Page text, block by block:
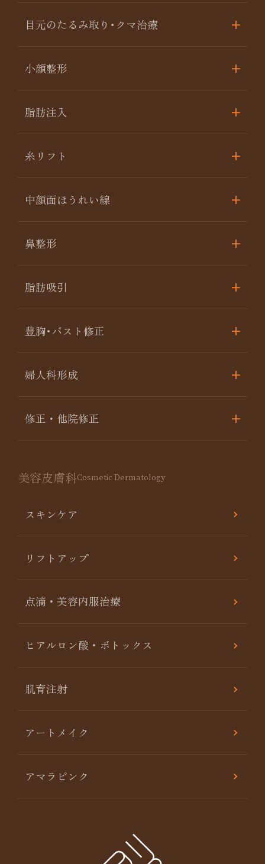
目元のたるみ取り･クマ治療
小顔整形
脂肪注入
糸リフト
中顔面ほうれい線
鼻整形
脂肪吸引
豊胸･バスト修正
婦人科形成
修正・他院修正
美容皮膚科Cosmetic Dermatology
スキンケア
リフトアップ
点滴・美容内服治療
ヒアルロン酸・ボトックス
肌育注射
アートメイク
アマラピンク